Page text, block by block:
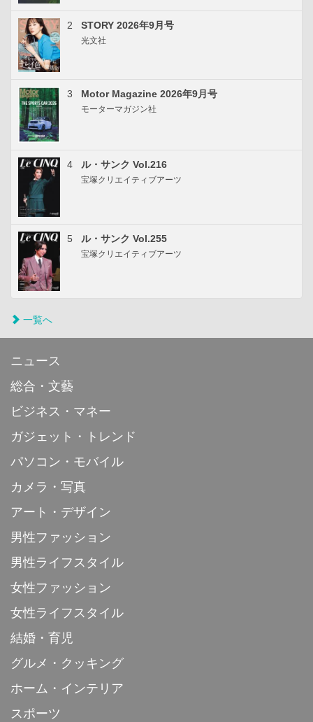
2 STORY 2026年9月号
光文社
3 Motor Magazine 2026年9月号
モーターマガジン社
4 ル・サンク Vol.216
宝塚クリエイティブアーツ
5 ル・サンク Vol.255
宝塚クリエイティブアーツ
一覧へ
ニュース
総合・文藝
ビジネス・マネー
ガジェット・トレンド
パソコン・モバイル
カメラ・写真
アート・デザイン
男性ファッション
男性ライフスタイル
女性ファッション
女性ライフスタイル
結婚・育児
グルメ・クッキング
ホーム・インテリア
スポーツ